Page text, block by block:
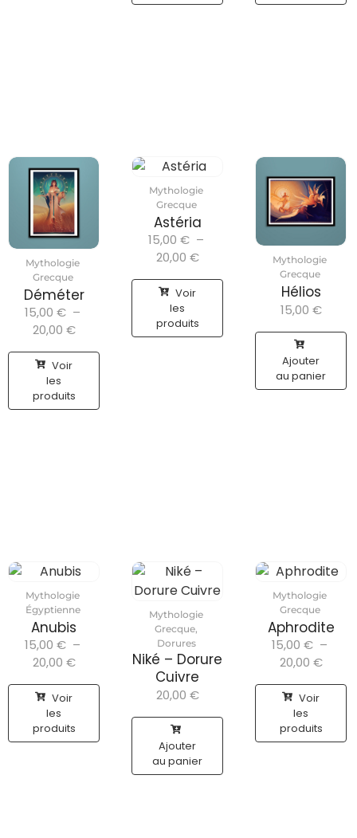
Mythologie
Grecque
Déméter
15,00 € –
20,00 €
Voir
les
produits
Mythologie
Grecque
Astéria
15,00 € –
20,00 €
Voir
les
produits
Mythologie
Grecque
Hélios
15,00 €
Ajouter
au panier
Mythologie
Égyptienne
Anubis
15,00 € –
20,00 €
Voir
les
produits
Mythologie
Grecque,
Dorures
Niké – Dorure
Cuivre
20,00 €
Ajouter
au panier
Mythologie
Grecque
Aphrodite
15,00 € –
20,00 €
Voir
les
produits